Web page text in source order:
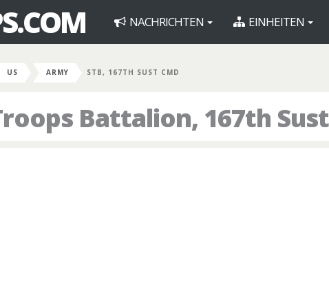
NACHRICHTEN EINHEITEN
US ARMY STB, 167TH SUST CMD
Battalion, 167th